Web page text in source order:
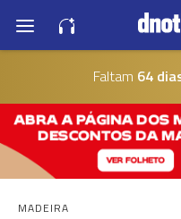
Faltam 64
MADEIRA